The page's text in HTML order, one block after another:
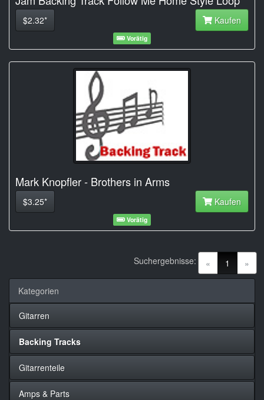
$2.32* Kaufen
Vorätig
Mark Knopfler - Brothers in Arms
$3.25* Kaufen
Vorätig
« 1 (current)
»
Suchergebnisse:
Kategorien
Gitarren
Backing Tracks
Gitarrenteile
Amps & Parts